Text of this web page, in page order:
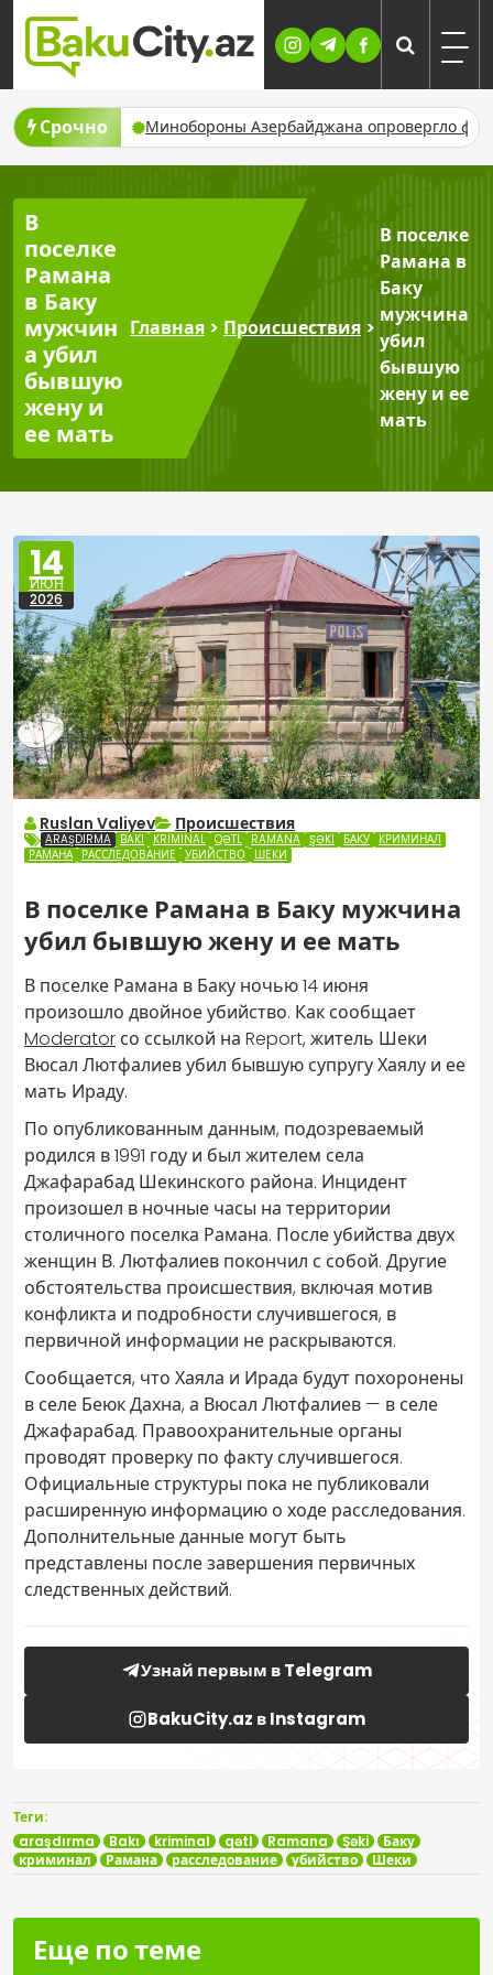
Skip
content
Срочно
19 июля Минобороны Азербайджана опровергло
В
поселке
Рамана
в Баку
мужчин
а убил
бывшую
жену и
ее мать
Главная > Происшествия >
В поселке
Рамана в
Баку
мужчина
убил
бывшую
жену и ее
мать
14
ИЮН
2026
Ruslan Valiyev Происшествия
ARAŞDIRMA BAKI KRIMINAL QƏTL RAMANA ŞƏKI БАКУ КРИМИНАЛ
РАМАНА РАССЛЕДОВАНИЕ УБИЙСТВО ШЕКИ
В поселке Рамана в Баку мужчина
убил бывшую жену и ее мать
В поселке Рамана в Баку ночью 14 июня
произошло двойное убийство. Как сообщает
Moderator со ссылкой на Report, житель Шеки
Вюсал Лютфалиев убил бывшую супругу Хаялу и ее
мать Ираду.
По опубликованным данным, подозреваемый
родился в 1991 году и был жителем села
Джафарабад Шекинского района. Инцидент
произошел в ночные часы на территории
столичного поселка Рамана. После убийства двух
женщин В. Лютфалиев покончил с собой. Другие
обстоятельства происшествия, включая мотив
конфликта и подробности случившегося, в
первичной информации не раскрываются.
Сообщается, что Хаяла и Ирада будут похоронены
в селе Беюк Дахна, а Вюсал Лютфалиев — в селе
Джафарабад. Правоохранительные органы
проводят проверку по факту случившегося.
Официальные структуры пока не публиковали
расширенную информацию о ходе расследования.
Дополнительные данные могут быть
представлены после завершения первичных
следственных действий.
Узнай первым в Telegram
BakuCity.az в Instagram
Теги:
araşdırma
Bakı kriminal qətl Ramana Şəki
Баку
криминал
Рамана расследование убийство Шеки
Еще по теме